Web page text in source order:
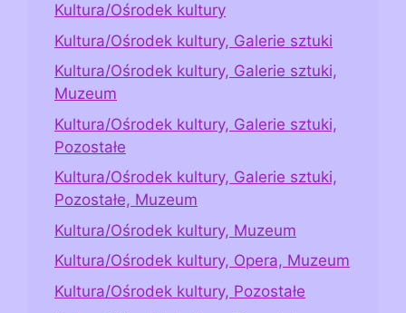
Kultura/Ośrodek kultury
Kultura/Ośrodek kultury, Galerie sztuki
Kultura/Ośrodek kultury, Galerie sztuki,
Muzeum
Kultura/Ośrodek kultury, Galerie sztuki,
Pozostałe
Kultura/Ośrodek kultury, Galerie sztuki,
Pozostałe, Muzeum
Kultura/Ośrodek kultury, Muzeum
Kultura/Ośrodek kultury, Opera, Muzeum
Kultura/Ośrodek kultury, Pozostałe